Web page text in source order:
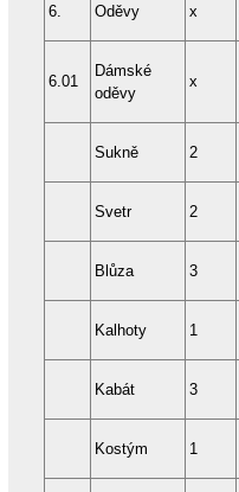
6. Oděvy x
6.01
Dámské
oděvy
x
Sukně 2
Svetr 2
Blůza 3
Kalhoty 1
Kabát 3
Kostým 1